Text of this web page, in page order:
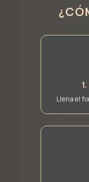
Llena el